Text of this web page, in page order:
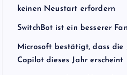
keinen Neustart erfordern
SwitchBot ist ein besserer Fan
Microsoft bestätigt, dass die
Copilot dieses Jahr erscheint